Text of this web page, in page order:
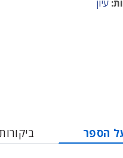
עיון
הספר